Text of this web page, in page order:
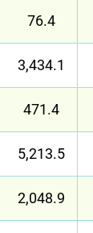
76.4
3,434.1
471.4
5,213.5
2,048.9